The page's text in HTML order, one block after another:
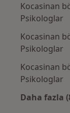
Kocasinan
Psikologlar
Kocasinan
Psikologlar
Kocasinan
Psikologlar
Daha fazla